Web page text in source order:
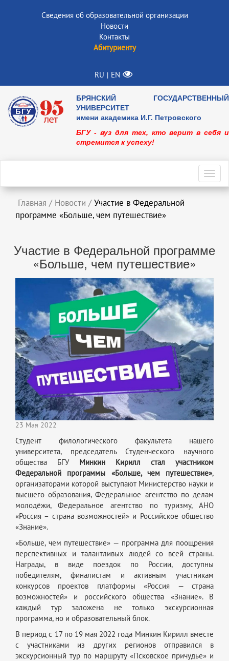
Сведения об образовательной организации
Новости
Контакты
Абитуриенту
RU | EN
БРЯНСКИЙ ГОСУДАРСТВЕННЫЙ
УНИВЕРСИТЕТ
имени академика И.Г. Петровского
БГУ - вуз для тех, кто верит в себя и
стремится к успеху!
Главная / Новости / Участие в Федеральной
программе «Больше, чем путешествие»
Участие в Федеральной программе
«Больше, чем путешествие»
23 Мая 2022
Студент филологического факультета нашего
университета, председатель Студенческого научного
общества БГУ Минкин Кирилл
стал участником
Федеральной программы
«Больше, чем путешествие»,
организаторами которой выступают Министерство науки и
высшего образования, Федеральное агентство по делам
молодёжи, Федеральное агентство по туризму, АНО
«Россия – страна возможностей» и Российское общество
«Знание».
«Больше, чем путешествие» — программа для поощрения
перспективных и талантливых людей со всей страны.
Награды, в виде поездок по России, доступны
победителям, финалистам и активным участникам
конкурсов проектов платформы «Россия — страна
возможностей» и российского общества «Знание». В
каждый тур заложена не только экскурсионная
программа, но и образовательный блок.
В период с 17 по 19 мая 2022 года Минкин Кирилл вместе
с участниками из других регионов отправился в
экскурсионный тур по маршруту «Псковское причудье» и